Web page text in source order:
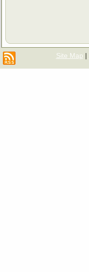
Site Map |